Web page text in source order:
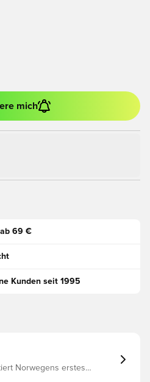
mich
ab 69 €
Kunden seit 1995
Norwegens erstes